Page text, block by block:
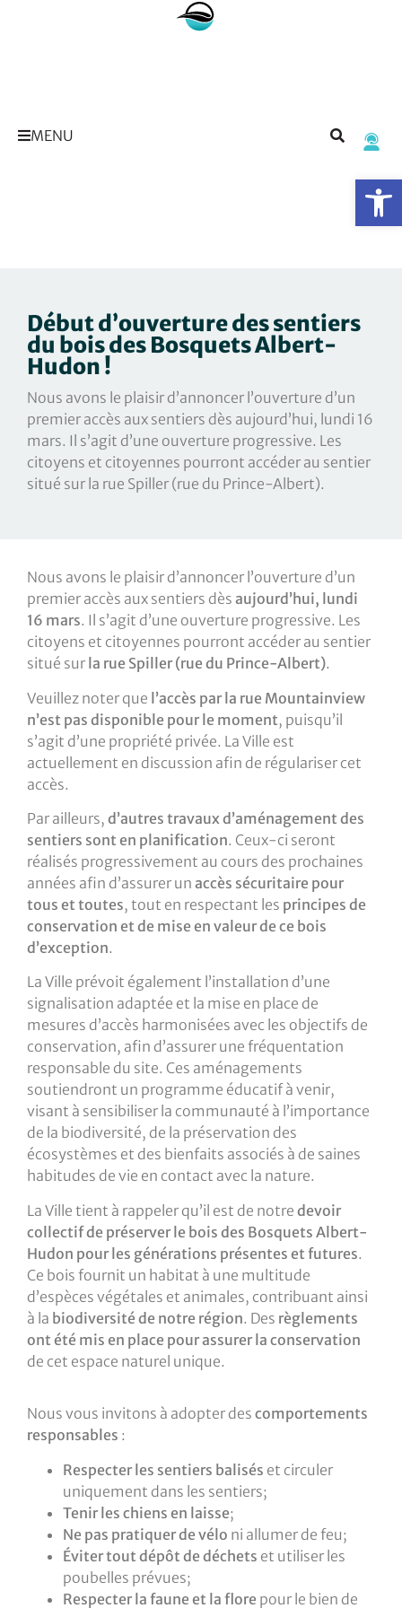
MENU
Début d’ouverture des sentiers
du bois des Bosquets Albert-
Hudon !
Nous avons le plaisir d’annoncer l’ouverture d’un
premier accès aux sentiers dès aujourd’hui, lundi 16
mars. Il s’agit d’une ouverture progressive. Les
citoyens et citoyennes pourront accéder au sentier
situé sur la rue Spiller (rue du Prince-Albert).
Nous avons le plaisir d’annoncer l’ouverture d’un
premier accès aux sentiers dès aujourd’hui, lundi
16 mars. Il s’agit d’une ouverture progressive. Les
citoyens et citoyennes pourront accéder au sentier
situé sur la rue Spiller (rue du Prince-Albert).
Veuillez noter que l’accès par la rue Mountainview
n’est pas disponible pour le moment, puisqu’il
s’agit d’une propriété privée. La Ville est
actuellement en discussion afin de régulariser cet
accès.
Par ailleurs, d’autres travaux d’aménagement des
sentiers sont en planification. Ceux-ci seront
réalisés progressivement au cours des prochaines
années afin d’assurer un accès sécuritaire pour
tous et toutes, tout en respectant les principes de
conservation et de mise en valeur de ce bois
d’exception.
La Ville prévoit également l’installation d’une
signalisation adaptée et la mise en place de
mesures d’accès harmonisées avec les objectifs de
conservation, afin d’assurer une fréquentation
responsable du site. Ces aménagements
soutiendront un programme éducatif à venir,
visant à sensibiliser la communauté à l’importance
de la biodiversité, de la préservation des
écosystèmes et des bienfaits associés à de saines
habitudes de vie en contact avec la nature.
La Ville tient à rappeler qu’il est de notre devoir
collectif de préserver le bois des Bosquets Albert-
Hudon pour les générations présentes et futures.
Ce bois fournit un habitat à une multitude
d’espèces végétales et animales, contribuant ainsi
à la biodiversité de notre région. Des règlements
ont été mis en place pour assurer la conservation
de cet espace naturel unique.
Nous vous invitons à adopter des comportements
responsables :
Respecter les sentiers balisés et circuler
uniquement dans les sentiers;
Tenir les chiens en laisse;
Ne pas pratiquer de vélo ni allumer de feu;
Éviter tout dépôt de déchets et utiliser les
poubelles prévues;
Respecter la faune et la flore pour le bien de